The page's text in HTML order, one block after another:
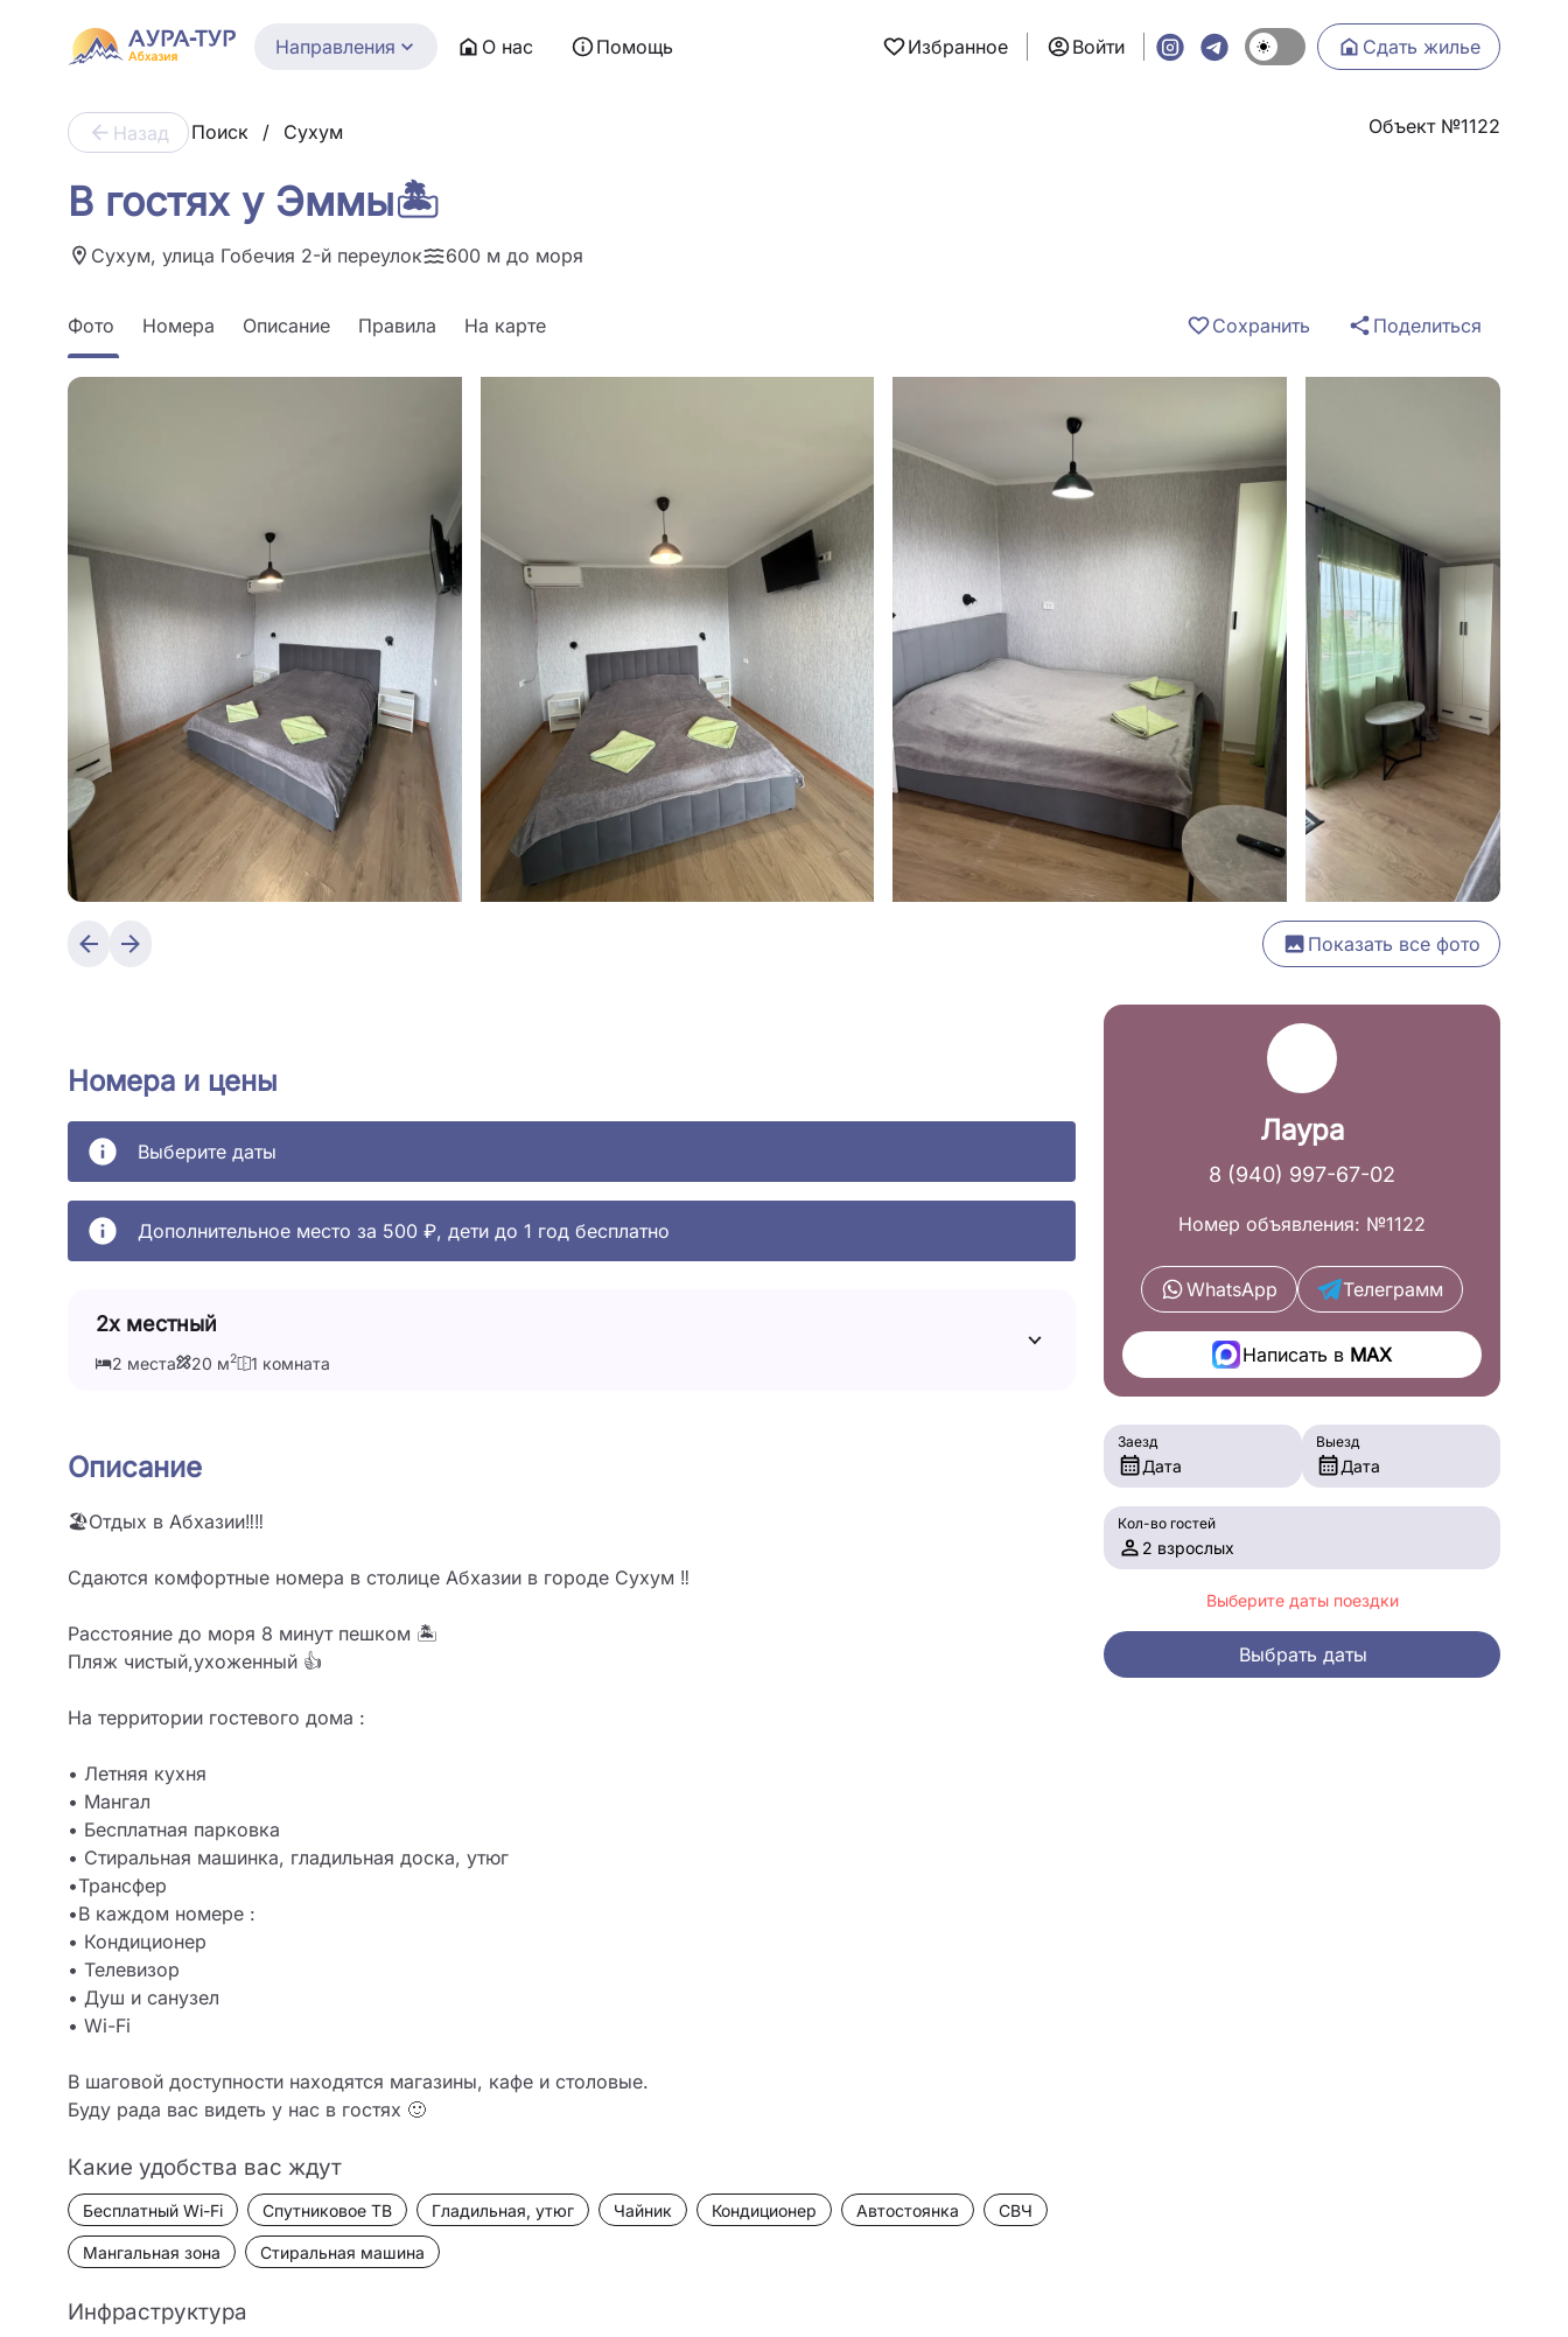
Направления О нас Помощь Избранное Войти Сдать жилье
Назад Поиск / Сухум Объект №1122
В гостях у Эммы🏝️
Сухум, улица Гобечия 2-й переулок 600 м до моря
Фото Номера Описание Правила На карте Сохранить Поделиться
Показать все фото
Номера и цены
Выберите даты
Дополнительное место за 500 ₽, дети до 1 год бесплатно
2х местный
2 места 20 м2 1 комната
Описание
🏖Отдых в Абхазии‼‼
Сдаются комфортные номера в столице Абхазии в городе Сухум ‼
Расстояние до моря 8 минут пешком 🏝
Пляж чистый,ухоженный 👍
На территории гостевого дома :
• Летняя кухня
• Мангал
• Бесплатная парковка
• Стиральная машинка, гладильная доска, утюг
•Трансфер
•В каждом номере :
• Кондиционер
• Телевизор
• Душ и санузел
• Wi-Fi
В шаговой доступности находятся магазины, кафе и столовые.
Буду рада вас видеть у нас в гостях 🙂
Какие удобства вас ждут
Бесплатный Wi-Fi Спутниковое ТВ Гладильная, утюг Чайник Кондиционер Автостоянка СВЧ
Мангальная зона Стиральная машина
Инфраструктура
Лаура
8 (940) 997-67-02
Номер объявления: №1122
WhatsApp Телеграмм
Написать вMAX
Заезд
Дата
Выезд
Дата
Кол-во гостей
2 взрослых
Выберите даты поездки
Выбрать даты